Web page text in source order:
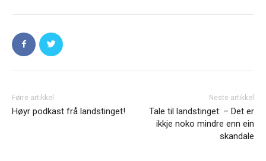
Førre artikkel
Høyr podkast frå landstinget!
Neste artikkel
Tale til landstinget: – Det er
ikkje noko mindre enn ein
skandale